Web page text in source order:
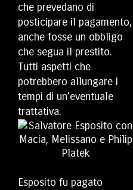
che prevedano di
posticipare il pagamento,
anche fosse un obbligo
che segua il prestito.
Tutti aspetti che
potrebbero allungare i
tempi di un’eventuale
trattativa.
Esposito fu pagato